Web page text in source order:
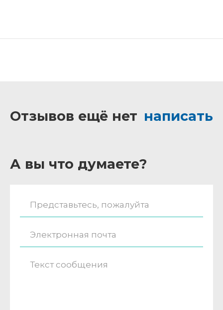
Отзывов ещё нет написать
А вы что думаете?